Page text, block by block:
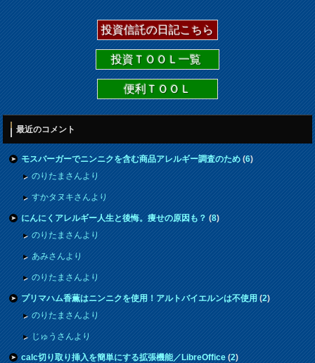
投資信託の日記こちら
投資ＴＯＯＬ一覧
便利ＴＯＯＬ
最近のコメント
モスバーガーでニンニクを含む商品アレルギー調査のため(6)
のりたまさんより
すかタヌキさんより
にんにくアレルギー人生と後悔。痩せの原因も？(8)
のりたまさんより
あみさんより
のりたまさんより
プリマハム香薫はニンニクを使用！アルトバイエルンは不使用(2)
のりたまさんより
じゅうさんより
calc切り取り挿入を簡単にする拡張機能／LibreOffice(2)